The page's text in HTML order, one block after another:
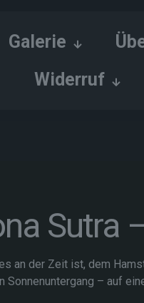
Galerie
Widerruf
Sutra
an der Zeit ist, dem
Sonnenuntergang – auf